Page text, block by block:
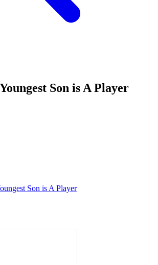
Son is A Player
Son is A Player